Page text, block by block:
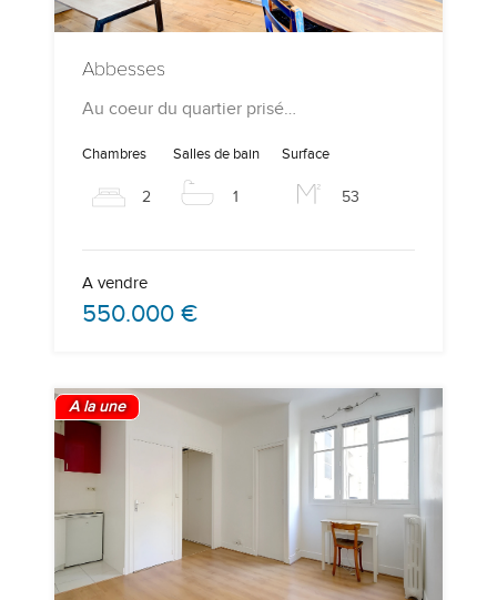
Abbesses
Au coeur du quartier prisé…
Chambres
2
Salles de bain
1
Surface
53
A vendre
550.000 €
A la une